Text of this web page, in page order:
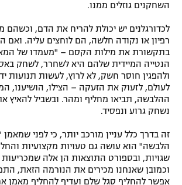
השחקנים גוזלים ממנו.
לכדורגלנים יש יכולת להריח את הדם, וכשהם
רפיון או נקודה חלשה, הם לוחצים עליה. ואם
בתקשורת את מילות הקסם – "מעמדו של
הנטייה המיידית שלהם היא לשחרר, לשחק
ולהפגין חוסר חשק, לא לרוץ, לעשות תנועות
לעולם, לזעוק את הזעקה – הצילו, הושיענו,
ההלבשה, תביאו מחליף ומהר. ובשביל להאיץ
נשחק גרוע ונפסיד.
זה בדרך כלל עניין מורכב יותר, כי לפני
הלבשה" הוא עושה גם טעויות מקצועיות
שגויות, ובספורט התוצאות הן אלה שמכריעות
וכמובן שאנחנו מכירים את הנורמה הזאת,
אפשר להחליף סגל שלם ועדיף להחליף מאמן